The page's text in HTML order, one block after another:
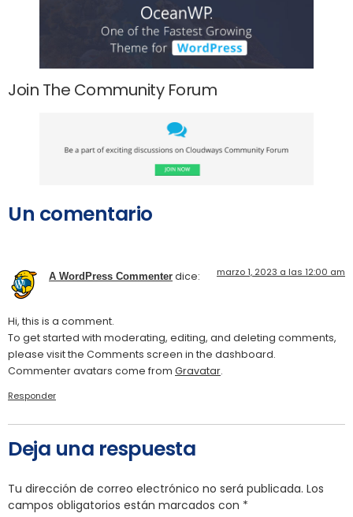
Join The Community Forum
Un comentario
A WordPress Commenter dice: marzo 1, 2023 a las 12:00 am
Hi, this is a comment.
To get started with moderating, editing, and deleting comments,
please visit the Comments screen in the dashboard.
Commenter avatars come from Gravatar.
Responder
Deja una respuesta
Tu dirección de correo electrónico no será publicada. Los
campos obligatorios están marcados con *